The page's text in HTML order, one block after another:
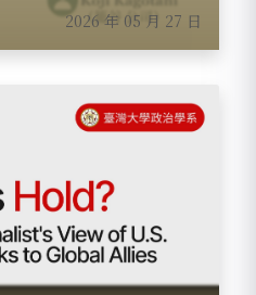
2026 年 05 月 27 日